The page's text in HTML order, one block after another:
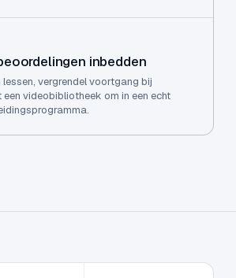
inbedden
vergrendel voortgang bij
videobibliotheek om in een echt